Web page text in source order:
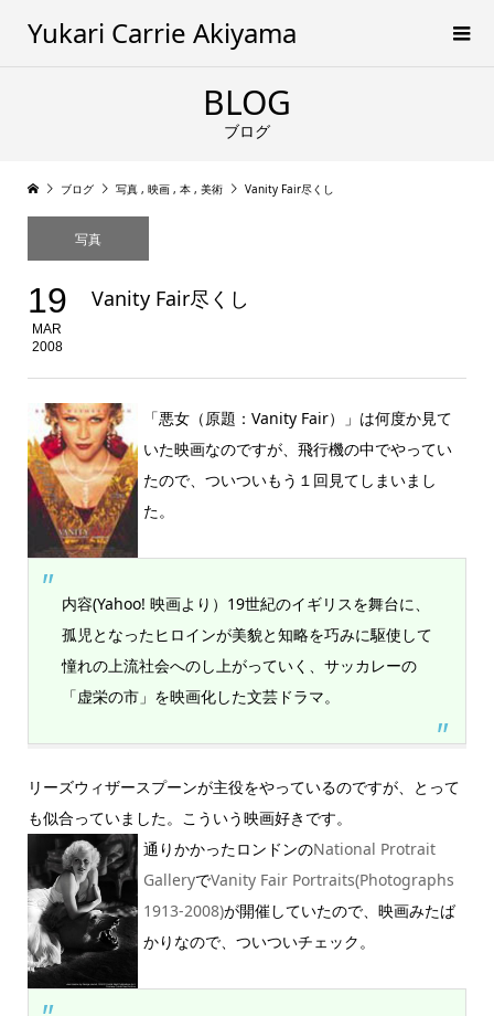
Yukari Carrie Akiyama
BLOG
ブログ
ブログ 写真 , 映画 , 本 , 美術 Vanity Fair尽くし
写真
19
MAR
2008
Vanity Fair尽くし
「悪女（原題：Vanity Fair）」は何度か見て
いた映画なのですが、飛行機の中でやってい
たので、ついついもう１回見てしまいまし
た。
内容(Yahoo! 映画より）19世紀のイギリスを舞台に、
孤児となったヒロインが美貌と知略を巧みに駆使して
憧れの上流社会へのし上がっていく、サッカレーの
「虚栄の市」を映画化した文芸ドラマ。
リーズウィザースプーンが主役をやっているのですが、とって
も似合っていました。こういう映画好きです。
通りかかったロンドンのNational Protrait
GalleryでVanity Fair Portraits(Photographs
1913-2008)が開催していたので、映画みたば
かりなので、ついついチェック。